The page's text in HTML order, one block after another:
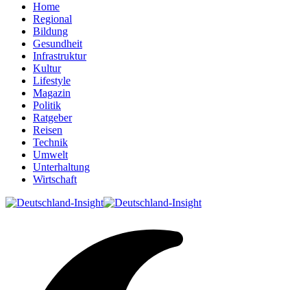
Home
Regional
Bildung
Gesundheit
Infrastruktur
Kultur
Lifestyle
Magazin
Politik
Ratgeber
Reisen
Technik
Umwelt
Unterhaltung
Wirtschaft